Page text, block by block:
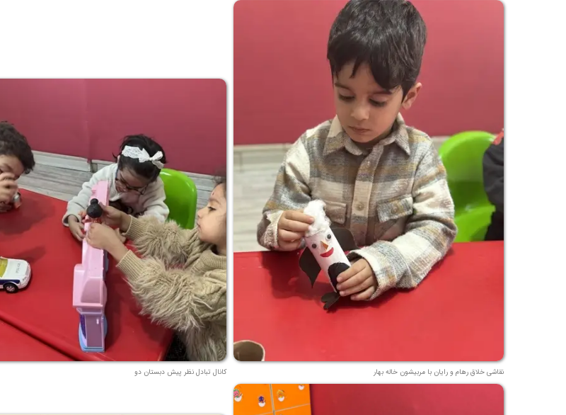
نقاشی خلاق رهام و رایان با مربیشون خاله بهار کانال تبادل نظر پیش دبستان دو